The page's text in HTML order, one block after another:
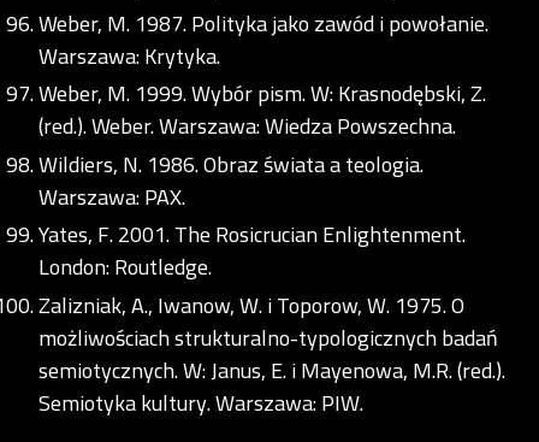
Weber, M. 1987. Polityka jako zawód i powołanie.
Warszawa: Krytyka.
Weber, M. 1999. Wybór pism. W: Krasnodębski, Z.
(red.). Weber. Warszawa: Wiedza Powszechna.
Wildiers, N. 1986. Obraz świata a teologia.
Warszawa: PAX.
Yates, F. 2001. The Rosicrucian Enlightenment.
London: Routledge.
Zalizniak, A., Iwanow, W. i Toporow, W. 1975. O
możliwościach strukturalno-typologicznych badań
semiotycznych. W: Janus, E. i Mayenowa, M.R. (red.).
Semiotyka kultury. Warszawa: PIW.